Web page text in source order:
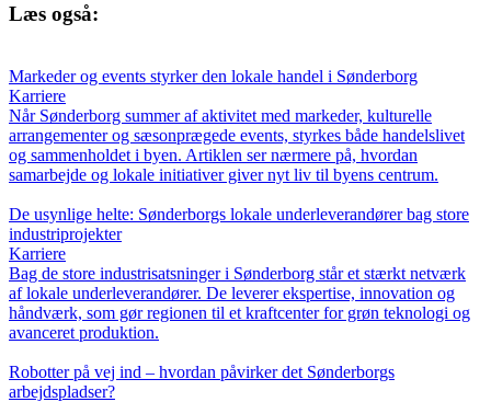
Læs også:
Markeder og events styrker den lokale handel i Sønderborg
Karriere
Når Sønderborg summer af aktivitet med markeder, kulturelle
arrangementer og sæsonprægede events, styrkes både handelslivet
og sammenholdet i byen. Artiklen ser nærmere på, hvordan
samarbejde og lokale initiativer giver nyt liv til byens centrum.
De usynlige helte: Sønderborgs lokale underleverandører bag store
industriprojekter
Karriere
Bag de store industrisatsninger i Sønderborg står et stærkt netværk
af lokale underleverandører. De leverer ekspertise, innovation og
håndværk, som gør regionen til et kraftcenter for grøn teknologi og
avanceret produktion.
Robotter på vej ind – hvordan påvirker det Sønderborgs
arbejdspladser?